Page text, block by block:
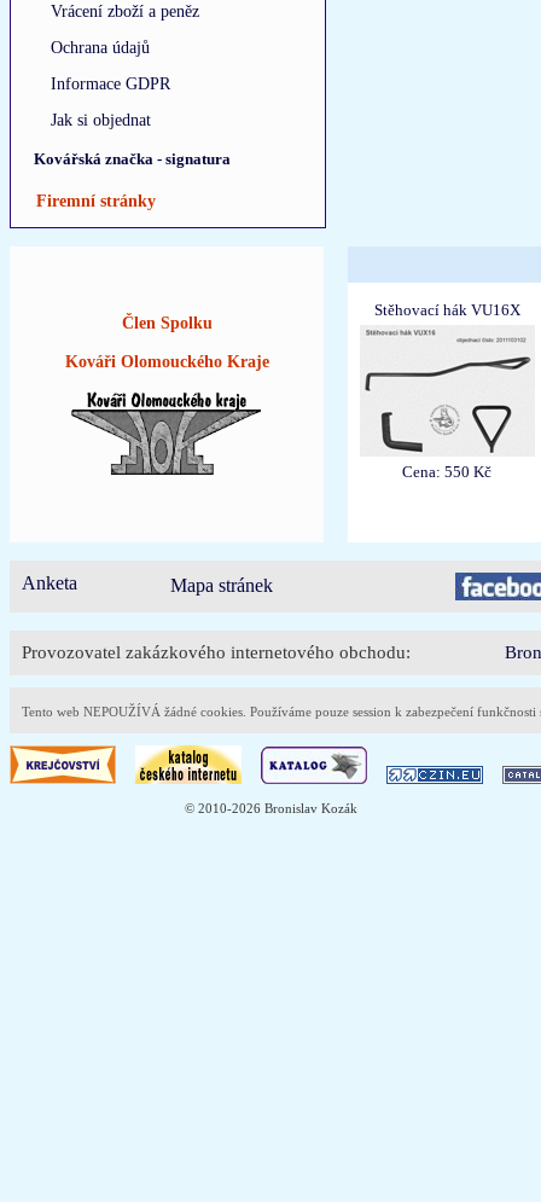
Vrácení zboží a peněz
Ochrana údajů
Informace GDPR
Jak si objednat
Kovářská značka - signatura
Firemní stránky
Člen Spolku
Kováři Olomouckého Kraje
Stěhovací hák VU16X
Cena: 550 Kč
Anketa Mapa stránek
Provozovatel zakázkového internetového obchodu:
Tento web NEPOUŽÍVÁ žádné cookies. Používáme pouze session k zabezpečení
© 2010-2026 Bronislav Kozák